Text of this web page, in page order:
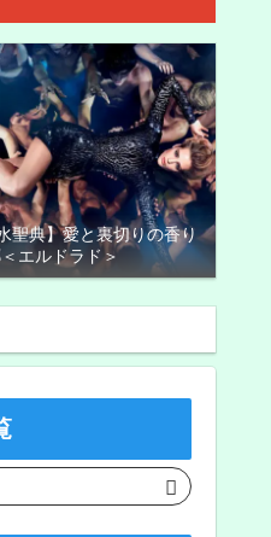
聖典】愛と裏切りの香り
エルドラド＞